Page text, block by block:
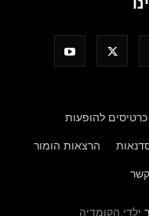
כרטיסים להופעות
הרצאות הומור
ילדי הקומדיה